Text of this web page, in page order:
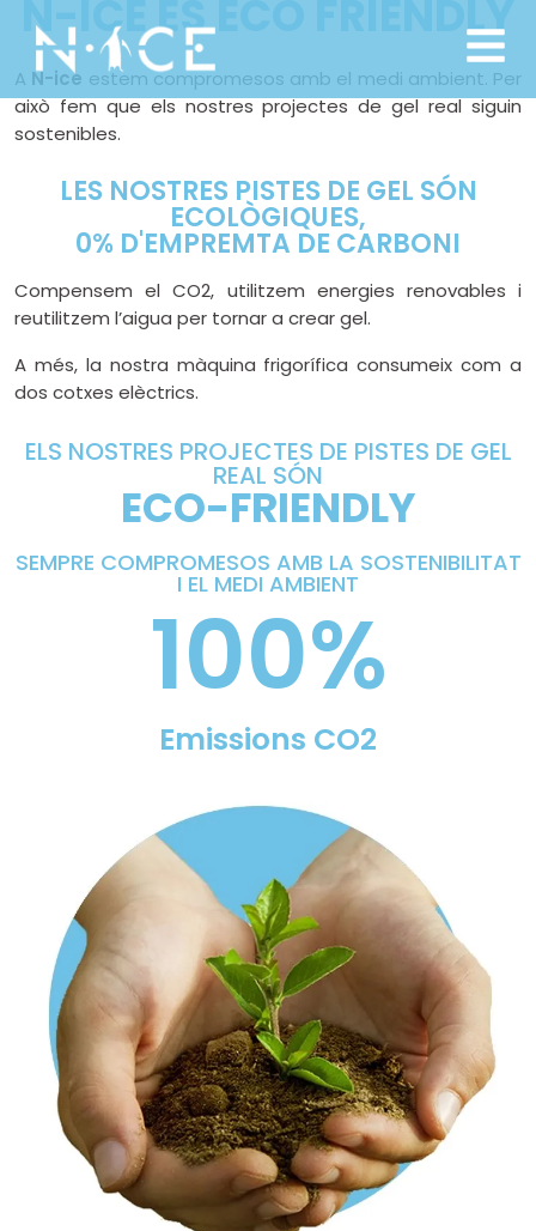
N-ICE ÉS ECO FRIENDLY
A N-ice estem compromesos amb el medi ambient. Per
això fem que els nostres projectes de gel real siguin
sostenibles.
LES NOSTRES PISTES DE GEL SÓN
ECOLÒGIQUES,
0% D'EMPREMTA DE CARBONI
Compensem el CO2, utilitzem energies renovables i
reutilitzem l’aigua per tornar a crear gel.
A més, la nostra màquina frigorífica consumeix com a
dos cotxes elèctrics.
ELS NOSTRES PROJECTES DE PISTES DE GEL
REAL SÓN
ECO-FRIENDLY
SEMPRE COMPROMESOS AMB LA SOSTENIBILITAT
I EL MEDI AMBIENT
Emissions CO2
100%